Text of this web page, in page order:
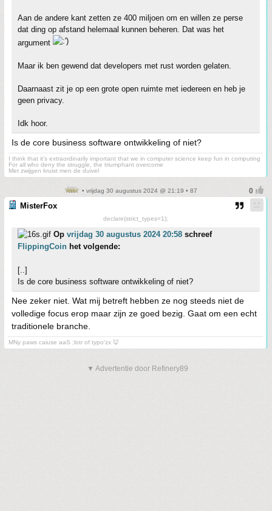
Aan de andere kant zetten ze 400 miljoen om en willen ze perse
dat ding op afstand helemaal kunnen beheren. Dat was het
argument
Maar ik ben gewend dat developers met rust worden gelaten.
Daarnaast zit je op een grote open ruimte met iedereen en heb je
geen privacy.
Idk hoor.
Is de core business software ontwikkeling of niet?
I think that it’s extraordinarily important that we in computer science keep fun in computing
For all who deny the struggle, the triumphant overcome
Met zwijgen kruist men de duivel
• vrijdag 30 augustus 2024 @ 21:19 • 87
MisterFox
declare(strict_types=1);
Op vrijdag 30 augustus 2024 20:58 schreef
FlippingCoin het volgende:
[..]
Is de core business software ontwikkeling of niet?
Nee zeker niet. Wat mij betreft hebben ze nog steeds niet de
volledige focus erop maar zijn ze goed bezig. Gaat om een echt
traditionele branche.
MNy paws caiuse aaS ;lotr of typo'zx 🦊
▼ Advertentie door Refinery89